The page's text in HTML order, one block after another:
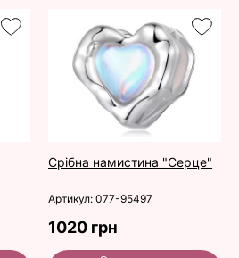
Срібна намистина "Серце"
Артикул: 077-95497
1020 грн